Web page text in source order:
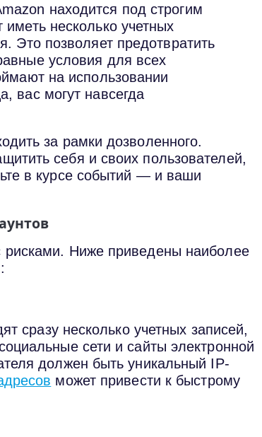
находится под строгим
несколько учетных
Это позволяет предотвратить
условия для всех
на использовании
вас могут навсегда
за рамки дозволенного.
себя и своих пользователей,
в курсе событий — и ваши
рисками. Ниже приведены наиболее
сразу несколько учетных записей,
сети и сайты электронной
должен быть уникальный IP-
может привести к быстрому